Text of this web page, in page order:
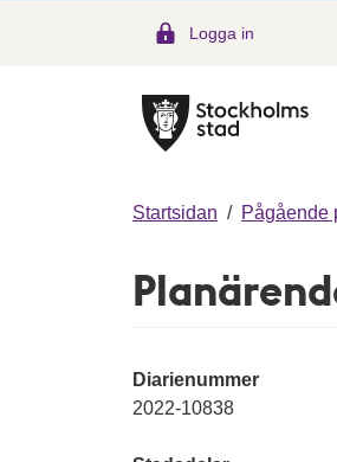
Logga in
Startsidan / Pågående
Diarienummer
2022-10838